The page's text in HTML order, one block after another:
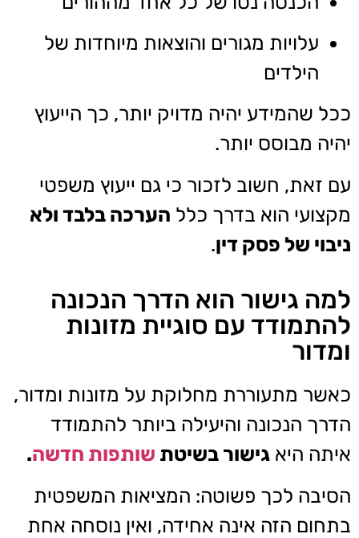
עלויות מגורים והוצאות מיוחדות של
הילדים
ככל שהמידע יהיה מדויק יותר, כך הייעוץ
יהיה מבוסס יותר.
עם זאת, חשוב לזכור כי גם ייעוץ משפטי
מקצועי הוא בדרך כלל הערכה בלבד ולא
ניבוי של פסק דין.
למה גישור הוא הדרך הנכונה
להתמודד עם סוגיית מזונות
ומדור
כאשר מתעוררת מחלוקת על מזונות ומדור,
הדרך הנכונה והיעילה ביותר להתמודד
איתה היא גישור בשיטת שותפות חדשה.
הסיבה לכך פשוטה: המציאות המשפטית
בתחום הזה אינה אחידה, ואין נוסחה אחת